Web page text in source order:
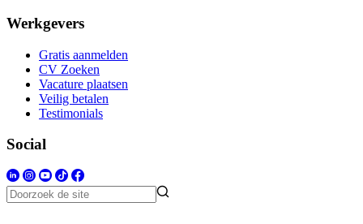
Werkgevers
Gratis aanmelden
CV Zoeken
Vacature plaatsen
Veilig betalen
Testimonials
Social